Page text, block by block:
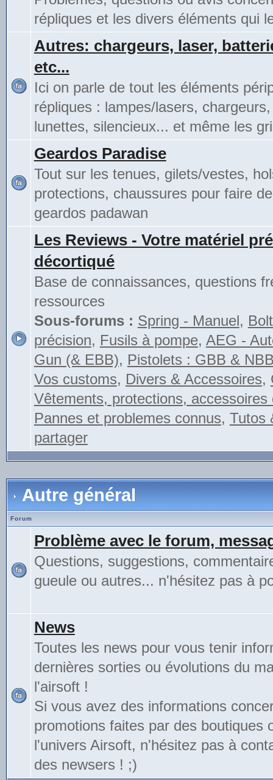
répliques et les divers éléments qui
Autres: chargeurs, laser,
etc...
Ici on parle de tout les éléments
répliques : lampes/lasers,
lunettes, silencieux... et même les
Geardos Paradise
Tout sur les tenues, gilets/vestes,
protections, chaussures pour faire
geardos padawan
Les Reviews - Votre matériel
décortiqué
Base de connaissances, questions
ressources
Sous-forums : Spring - Manuel,
précision, Fusils à pompe, AEG -
Gun (& EBB), Pistolets : GBB &
Vos customs, Divers & Accessoires,
Vêtements, protections, accessoires
Pannes et problemes connus, Tutos
partager
Autre général
Forum
Problème avec le forum,
Questions, suggestions,
gueule ou autres... n'hésitez pas à
News
Toutes les news pour vous tenir
dernières sorties ou évolutions du
l'airsoft !
Si vous avez des informations
promotions faites par des boutiques
l'univers Airsoft, n'hésitez pas à
des newsers ! ;)